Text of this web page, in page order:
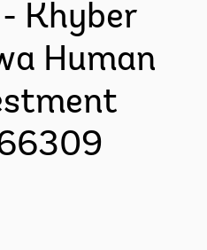
Khyber
Human